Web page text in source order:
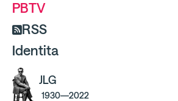
PBTV
RSS
Identita
JLG
1930—2022